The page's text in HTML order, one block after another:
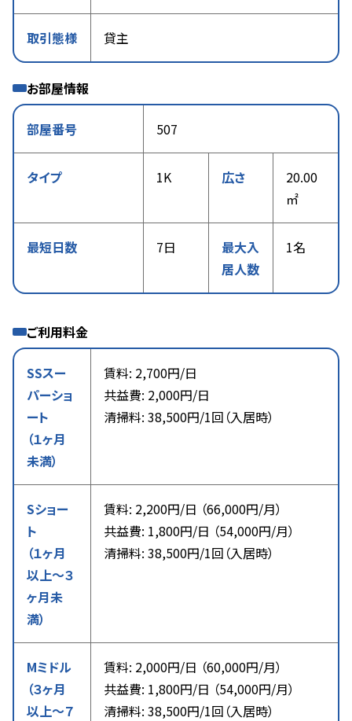
取引態様 貸主
お部屋情報
部屋番号 507
タイプ 1K 広さ
20.00
㎡
最短日数 7日
最大入
居人数
1名
ご利用料金
SSスー
パーショ
ート
（１ヶ月
未満）
賃料: 2,700円/日
共益費: 2,000円/日
清掃料: 38,500円/1回（入居時）
Sショー
ト
（１ヶ月
以上〜３
ヶ月未
満）
賃料: 2,200円/日 （66,000円/月）
共益費: 1,800円/日 （54,000円/月）
清掃料: 38,500円/1回（入居時）
Mミドル
（３ヶ月
以上〜７
賃料: 2,000円/日 （60,000円/月）
共益費: 1,800円/日 （54,000円/月）
清掃料: 38,500円/1回（入居時）